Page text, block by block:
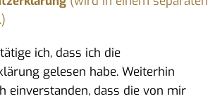
ich, dass ich die
gelesen habe. Weiterhin
einverstanden, dass die von mir